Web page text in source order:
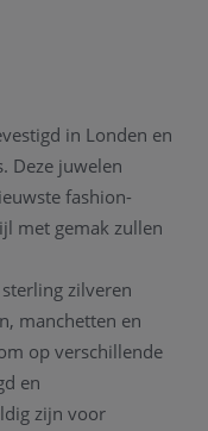
in Londen en
Deze juwelen
fashion-
met gemak zullen
zilveren
manchetten en
op verschillende
en
zijn voor